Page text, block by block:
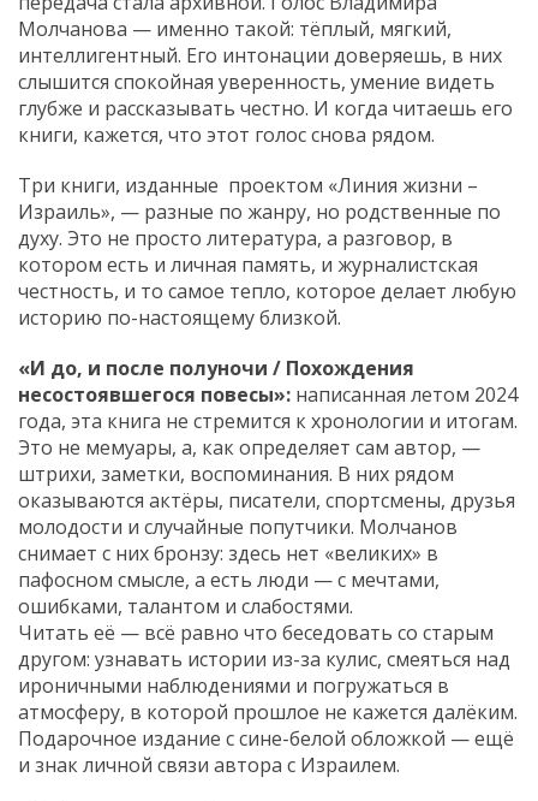
Молчанова — именно такой: тёплый, мягкий,
интеллигентный. Его интонации доверяешь, в них
слышится спокойная уверенность, умение видеть
глубже и рассказывать честно. И когда читаешь его
книги, кажется, что этот голос снова рядом.
Три книги, изданные проектом «Линия жизни –
Израиль», — разные по жанру, но родственные по
духу. Это не просто литература, а разговор, в
котором есть и личная память, и журналистская
честность, и то самое тепло, которое делает любую
историю по-настоящему близкой.
«И до, и после полуночи / Похождения
несостоявшегося повесы»: написанная летом 2024
года, эта книга не стремится к хронологии и итогам.
Это не мемуары, а, как определяет сам автор, —
штрихи, заметки, воспоминания. В них рядом
оказываются актёры, писатели, спортсмены, друзья
молодости и случайные попутчики. Молчанов
снимает с них бронзу: здесь нет «великих» в
пафосном смысле, а есть люди — с мечтами,
ошибками, талантом и слабостями.
Читать её — всё равно что беседовать со старым
другом: узнавать истории из-за кулис, смеяться над
ироничными наблюдениями и погружаться в
атмосферу, в которой прошлое не кажется далёким.
Подарочное издание с сине-белой обложкой — ещё
и знак личной связи автора с Израилем.